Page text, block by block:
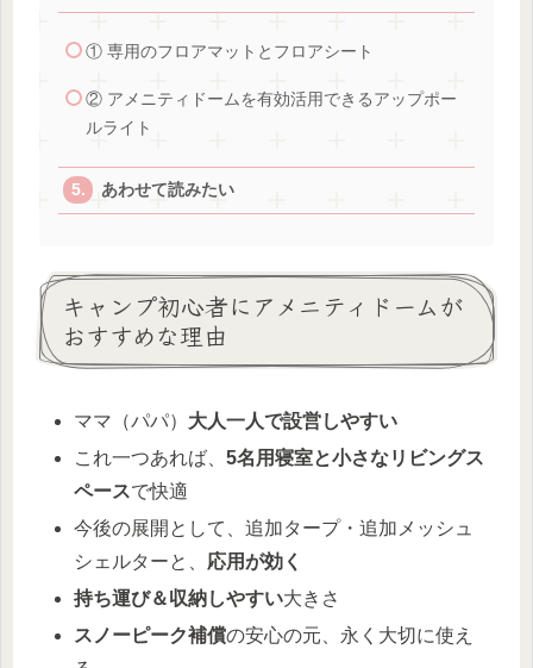
① 専用のフロアマットとフロアシート
② アメニティドームを有効活用できるアップポー
ルライト
あわせて読みたい
キャンプ初心者にアメニティドームが
おすすめな理由
ママ（パパ） 大人一人で設営しやすい
これ一つあれば、5名用寝室と小さなリビングス
ペースで快適
今後の展開として、追加タープ・追加メッシュ
シェルターと、 応用が効く
持ち運び＆収納しやすい大きさ
スノーピーク補償の安心の元、永く大切に使え